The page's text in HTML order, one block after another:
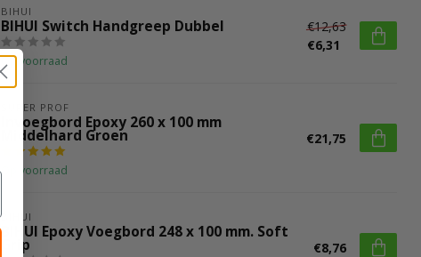
BIHUI
BIHUI Switch Handgreep Dubbel
Op voorraad
€12,63
€6,31
SUPER PROF
Invoegbord Epoxy 260 x 100 mm
Middelhard Groen
Op voorraad
€21,75
BIHUI
BIHUI Epoxy Voegbord 248 x 100 mm. Soft
Grip €8,76